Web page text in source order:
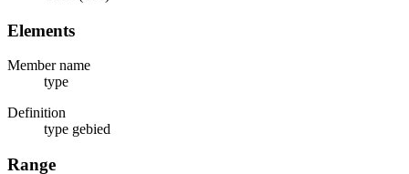
Elements
Member name
type
Definition
type gebied
Range